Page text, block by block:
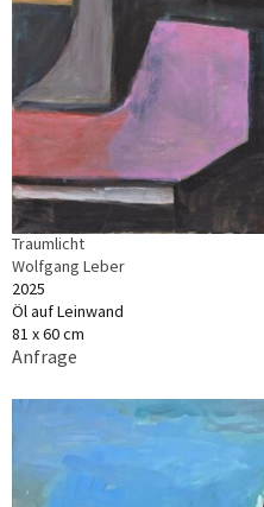
Traumlicht
Wolfgang Leber
2025
Öl auf Leinwand
81 x 60 cm
Anfrage